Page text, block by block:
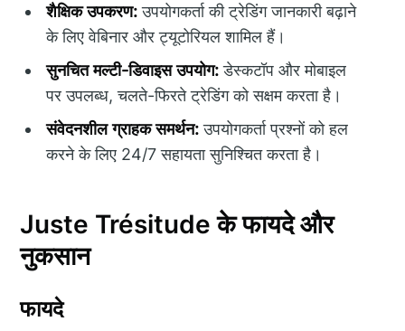
शैक्षिक उपकरण:उपयोगकर्ता की ट्रेडिंग जानकारी बढ़ाने
के लिए वेबिनार और ट्यूटोरियल शामिल हैं।
सुनचित मल्टी-डिवाइस उपयोग:डेस्कटॉप और मोबाइल
पर उपलब्ध, चलते-फिरते ट्रेडिंग को सक्षम करता है।
संवेदनशील ग्राहक समर्थन:उपयोगकर्ता प्रश्नों को हल
करने के लिए 24/7 सहायता सुनिश्चित करता है।
Juste Trésitude के फायदे और
नुकसान
फायदे